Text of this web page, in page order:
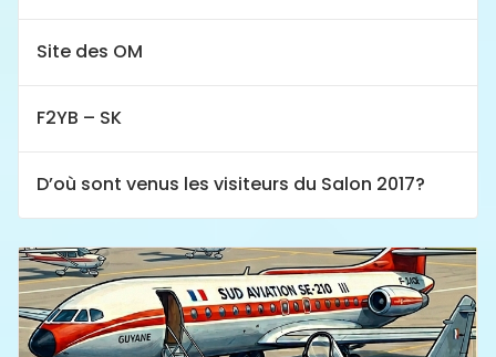
Site des OM
F2YB – SK
D’où sont venus les visiteurs du Salon 2017?